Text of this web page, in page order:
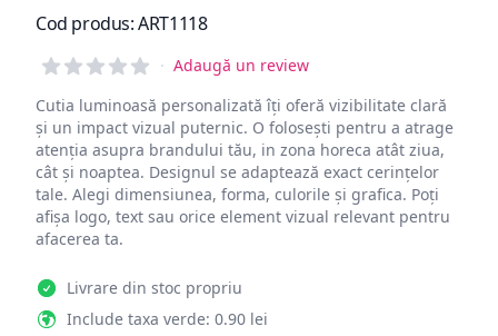
Informații de produs
Cod produs:ART1118
Reviews
· Adaugă un review
Cutia luminoasă personalizată îți oferă vizibilitate clară
și un impact vizual puternic. O folosești pentru a atrage
atenția asupra brandului tău, in zona horeca atât ziua,
cât și noaptea. Designul se adaptează exact cerințelor
tale. Alegi dimensiunea, forma, culorile și grafica. Poți
afișa logo, text sau orice element vizual relevant pentru
afacerea ta.
Livrare din stoc propriu
Include taxa verde: 0.90 lei